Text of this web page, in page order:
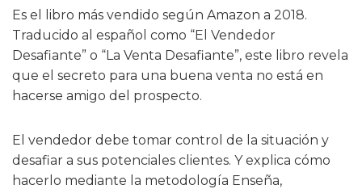
Es el libro más vendido según Amazon a 2018.
Traducido al español como “El Vendedor
Desafiante” o “La Venta Desafiante”, este libro revela
que el secreto para una buena venta no está en
hacerse amigo del prospecto.
El vendedor debe tomar control de la situación y
desafiar a sus potenciales clientes. Y explica cómo
hacerlo mediante la metodología Enseña,